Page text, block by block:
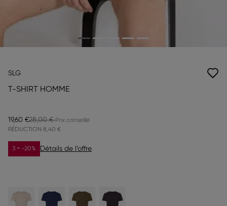
SLG
T-SHIRT HOMME
19,60 €28,00 €
RÉDUCTION 8,40 €
3 = -20% Détails de l’offre